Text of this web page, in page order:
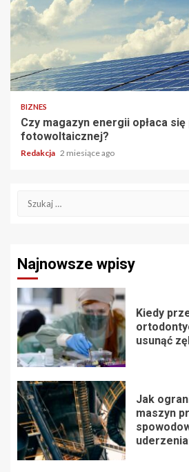
BIZNES
Czy magazyn energii opłaca
fotowoltaicznej?
Redakcja 2 miesiące ago
Szukaj:
Najnowsze wpisy
Kiedy
usunąć
Jak
maszyn